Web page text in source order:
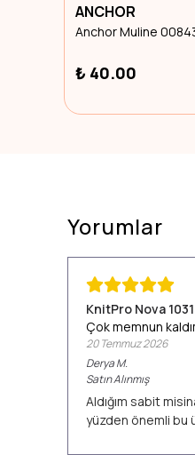
ANCHOR
Anchor Muline
₺ 40.00
Yorumlar
KnitPro Nova
Çok memnun
20 Temmuz 2026
DeryaM.
Satın Alınmış
Aldığım sabit
yüzden önemli bu